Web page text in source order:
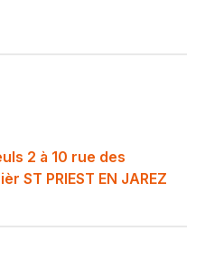
2 à 10 rue des
ST PRIEST EN JAREZ